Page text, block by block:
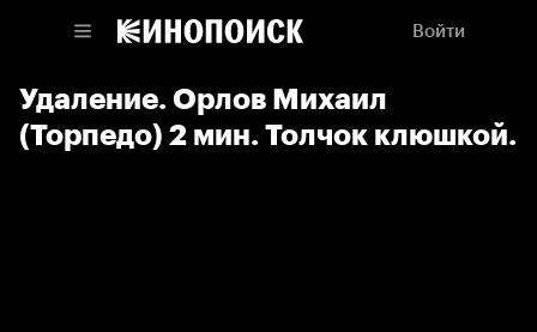
Войти
Удаление. Орлов Михаил
(Торпедо) 2 мин. Толчок клюшкой.